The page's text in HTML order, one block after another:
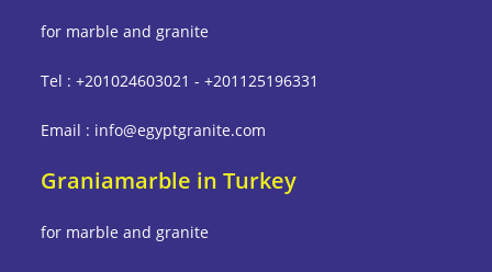
for marble and granite
Tel : +201024603021 - +201125196331
Email : info@egyptgranite.com
Graniamarble in Turkey
for marble and granite